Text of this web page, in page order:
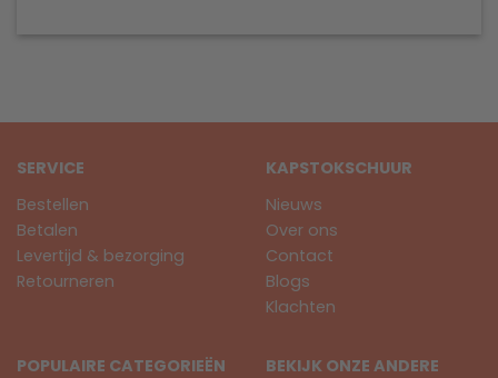
SERVICE
Bestellen
Betalen
Levertijd & bezorging
Retourneren
KAPSTOKSCHUUR
Nieuws
Over ons
Contact
Blogs
Klachten
POPULAIRE CATEGORIEËN
BEKIJK ONZE ANDERE